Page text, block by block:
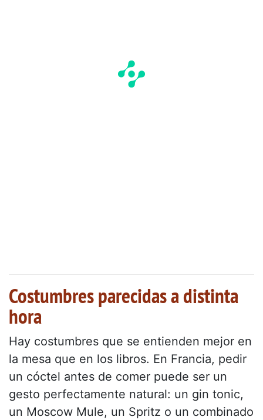
Costumbres parecidas a distinta
hora
Hay costumbres que se entienden mejor en
la mesa que en los libros. En Francia, pedir
un cóctel antes de comer puede ser un
gesto perfectamente natural: un gin tonic,
un Moscow Mule, un Spritz o un combinado